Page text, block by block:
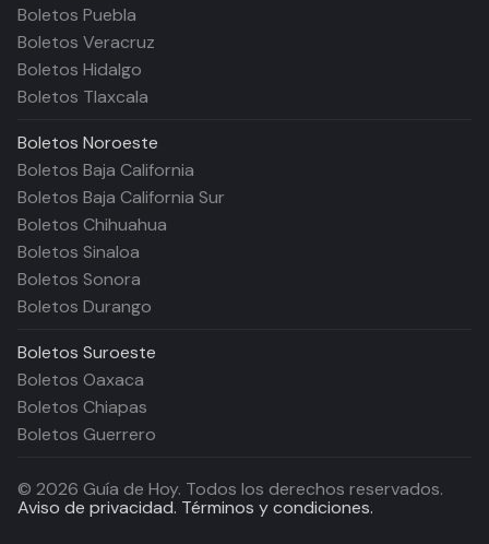
Boletos Puebla
Boletos Veracruz
Boletos Hidalgo
Boletos Tlaxcala
Boletos Noroeste
Boletos Baja California
Boletos Baja California Sur
Boletos Chihuahua
Boletos Sinaloa
Boletos Sonora
Boletos Durango
Boletos Suroeste
Boletos Oaxaca
Boletos Chiapas
Boletos Guerrero
© 2026 Guía de Hoy. Todos los derechos reservados.
Aviso de privacidad. Términos y condiciones.